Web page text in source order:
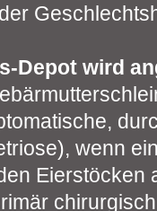
Depot wird
wenn
Eierstöcken